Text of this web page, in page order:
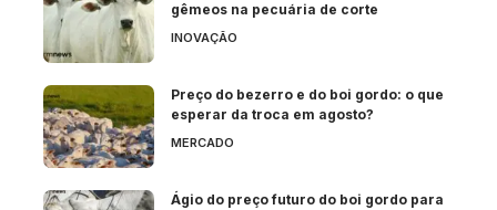
gêmeos na pecuária de corte
INOVAÇÃO
Preço do bezerro e do boi gordo: o que
esperar da troca em agosto?
MERCADO
Ágio do preço futuro do boi gordo para